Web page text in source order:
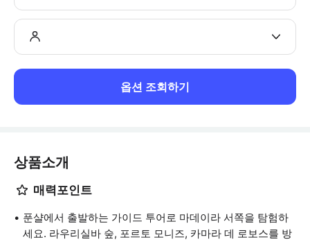
옵션 조회하기
상품소개
매력포인트
푼샬에서 출발하는 가이드 투어로 마데이라 서쪽을 탐험하
세요. 라우리실바 숲, 포르토 모니즈, 카마라 데 로보스를 방